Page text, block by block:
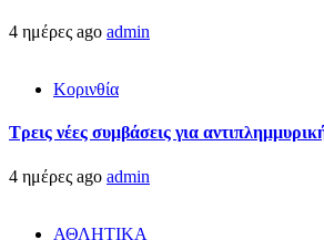
4 ημέρες ago admin
Κορινθία
Τρεις νέες συμβάσεις για
4 ημέρες ago admin
ΑΘΛΗΤΙΚΑ